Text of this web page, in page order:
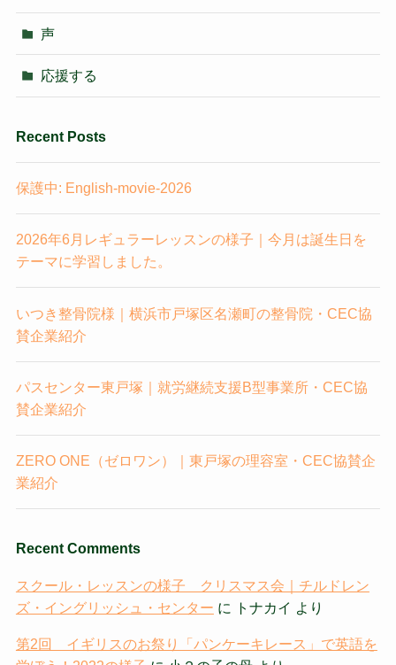
声
応援する
Recent Posts
保護中: English-movie-2026
2026年6月レギュラーレッスンの様子｜今月は誕生日を
テーマに学習しました。
いつき整骨院様｜横浜市戸塚区名瀬町の整骨院・CEC協
賛企業紹介
パスセンター東戸塚｜就労継続支援B型事業所・CEC協
賛企業紹介
ZERO ONE（ゼロワン）｜東戸塚の理容室・CEC協賛企
業紹介
Recent Comments
スクール・レッスンの様子 クリスマス会｜チルドレン
ズ・イングリッシュ・センター に トナカイ より
第2回 イギリスのお祭り「パンケーキレース」で英語を